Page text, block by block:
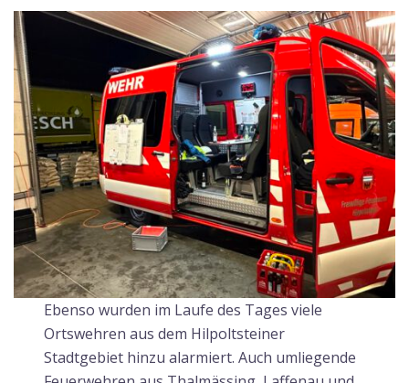
Ebenso wurden im Laufe des Tages viele
Ortswehren aus dem Hilpoltsteiner
Stadtgebiet hinzu alarmiert. Auch umliegende